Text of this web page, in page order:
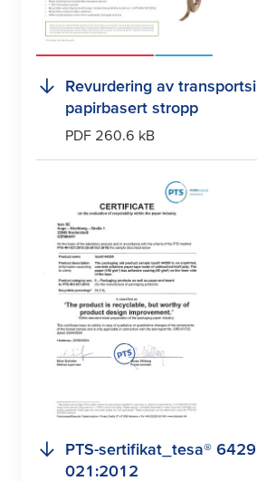
Revurdering av
papirbasert stropp
PDF 260.6 kB
PTS-sertifikat_ tesa®
021:2012